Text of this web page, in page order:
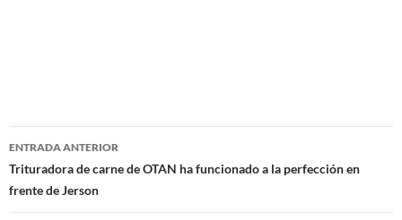
Navegación
de
ENTRADA ANTERIOR
Trituradora de carne de OTAN ha funcionado a la perfección en
frente de Jerson